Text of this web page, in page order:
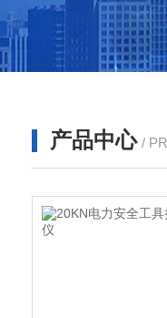
产品中心 /